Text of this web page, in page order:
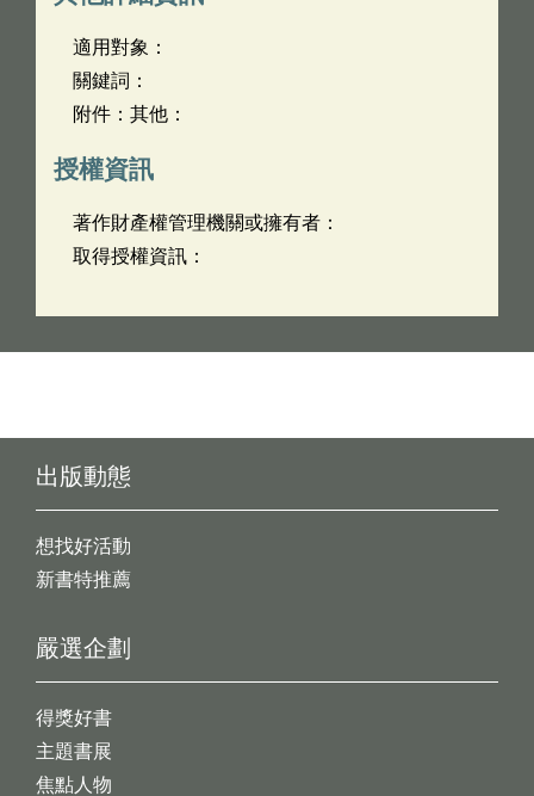
適用對象：
關鍵詞：
附件：其他：
授權資訊
著作財產權管理機關或擁有者：
取得授權資訊：
出版動態
想找好活動
新書特推薦
嚴選企劃
得獎好書
主題書展
焦點人物